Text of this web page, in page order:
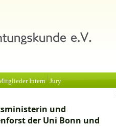
Intern Jury
und
der Uni Bonn und